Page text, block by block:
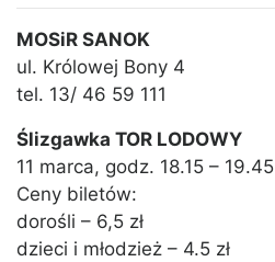
MOSiR SANOK
ul. Królowej Bony 4
tel. 13/ 46 59 111
Ślizgawka TOR LODOWY
11 marca, godz. 18.15 – 19.45
Ceny biletów:
dorośli – 6,5 zł
dzieci i młodzież – 4.5 zł